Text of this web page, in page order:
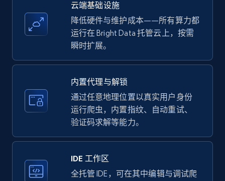
Amazon products - find products by using
upc numbers
price, Currency, Availability, Reviews count, and
more.
5.7K+
LinkedIn company information
云端基础设施
降低硬件与维护成本——所有算力都
运行在 Bright Data 托管云上，按需
瞬时扩展。
内置代理与解锁
通过任意地理位置以真实用户身份
运行爬虫，内置指纹、自动重试、
验证码求解等能力。
IDE 工作区
全托管 IDE，可在其中编辑与调试爬